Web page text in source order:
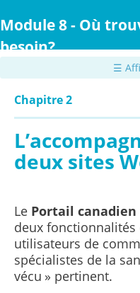
au
principal
Module 8 - Où
besoin?
☰
Chapitre 2
deux sites
Le Portail
deux
utilisateurs de
spécialistes de la
vécu » pertinent.